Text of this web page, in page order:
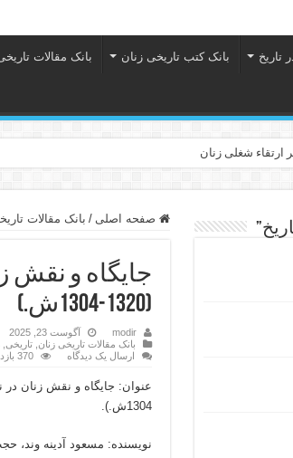
تاریخ بانک کتب تاریخی زنان بانک مقالات
ارتقاء شغلی زنان
صفحه اصلی / بانک مقالات
جایگاه و نقش
(1320-1304ش.)
modir
آگوست 23, 2025
بانک مقالات تاریخی زنان ,تاریخی
ارسال یک دیدگاه
370 بازدید
1304ش.).
نویسنده: مسعود آدینه وند،